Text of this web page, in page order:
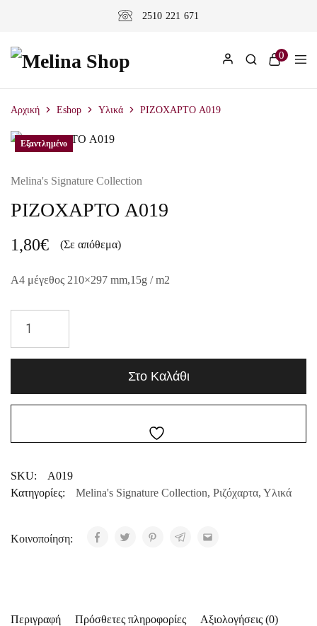
2510 221 671
0
Αρχική Eshop Υλικά ΡΙΖΟΧΑΡΤΟ A019
Melina's Signature Collection
ΡΙΖΟΧΑΡΤΟ A019
1,80€ (Σε απόθεμα)
A4 μέγεθος 210×297 mm,15g / m2
Στο Καλάθι
SKU:
A019
Κατηγορίες:
Melina's Signature Collection, Ριζόχαρτα, Υλικά
Κοινοποίηση:
Περιγραφή Πρόσθετες πληροφορίες Αξιολογήσεις (0)
Εξαντλημένο